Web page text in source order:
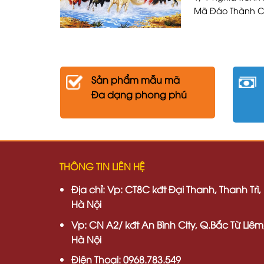
Mã Đáo Thành
Sản phẩm mẫu mã
Đa dạng phong phú
THÔNG TIN LIÊN HỆ
Địa chỉ:Vp: CT8C kđt Đại Thanh, Thanh Trì,
Hà Nội
Vp:CN A2/ kđt An Bình City, Q.Bắc Từ
Hà Nội
Điện Thoại: 0968.783.549